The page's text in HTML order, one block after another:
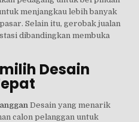
menjangkau lebih banyak
Selain itu, gerobak jualan
dibandingkan membuka
Desain
Desain yang menarik
calon pelanggan untuk